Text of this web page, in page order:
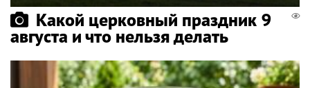
Какой церковный праздник 9
августа и что нельзя делать